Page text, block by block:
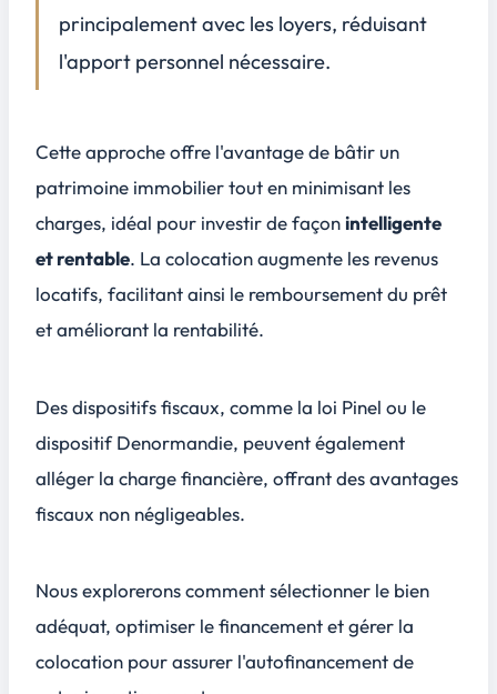
principalement avec les loyers, réduisant
l'apport personnel nécessaire.
Cette approche offre l'avantage de bâtir un
patrimoine immobiliertout en minimisant les
charges, idéal pour investir de façonintelligente
et rentable. La colocation augmente les revenus
locatifs, facilitant ainsi le remboursement du prêt
et améliorant la rentabilité.
Desdispositifs fiscaux, comme la loi Pinel ou le
dispositif Denormandie, peuvent également
alléger la charge financière, offrant des avantages
fiscaux non négligeables.
Nous explorerons comment sélectionner le bien
adéquat, optimiser le financement et gérer la
colocation pour assurer l'autofinancement de